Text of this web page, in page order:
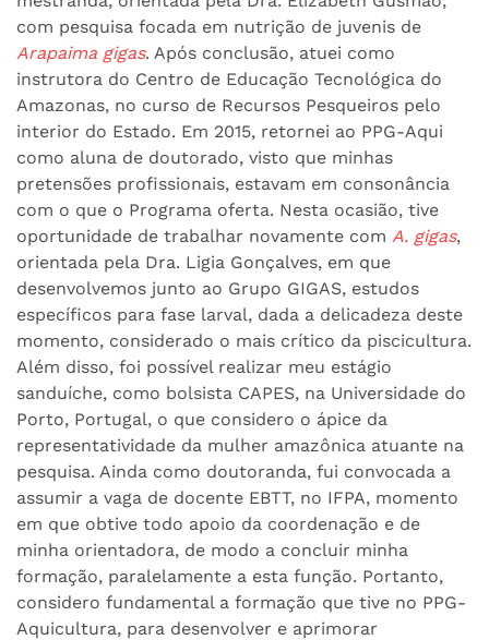
com pesquisa focada em nutrição de juvenis de
Arapaima gigas. Após conclusão, atuei como
instrutora do Centro de Educação Tecnológica do
Amazonas, no curso de Recursos Pesqueiros pelo
interior do Estado. Em 2015, retornei ao PPG-Aqui
como aluna de doutorado, visto que minhas
pretensões profissionais, estavam em consonância
com o que o Programa oferta. Nesta ocasião, tive
oportunidade de trabalhar novamente com A. gigas,
orientada pela Dra. Ligia Gonçalves, em que
desenvolvemos junto ao Grupo GIGAS, estudos
específicos para fase larval, dada a delicadeza deste
momento, considerado o mais crítico da piscicultura.
Além disso, foi possível realizar meu estágio
sanduíche, como bolsista CAPES, na Universidade do
Porto, Portugal, o que considero o ápice da
representatividade da mulher amazônica atuante na
pesquisa. Ainda como doutoranda, fui convocada a
assumir a vaga de docente EBTT, no IFPA, momento
em que obtive todo apoio da coordenação e de
minha orientadora, de modo a concluir minha
formação, paralelamente a esta função. Portanto,
considero fundamental a formação que tive no PPG-
Aquicultura, para desenvolver e aprimorar